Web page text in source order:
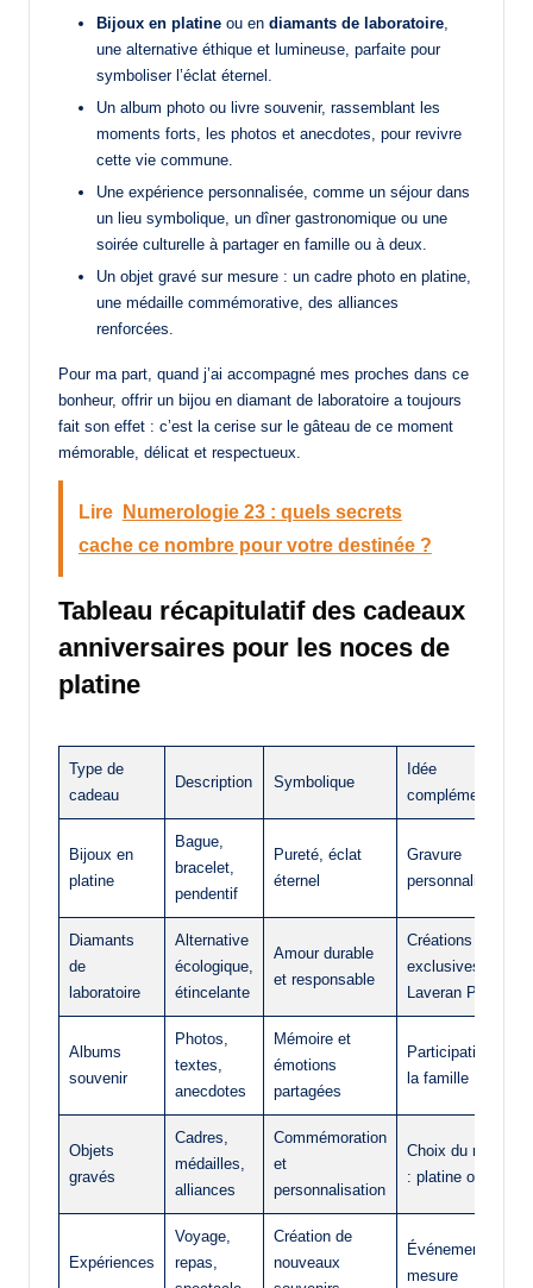
Bijoux en platine ou en diamants de laboratoire
une alternative éthique et lumineuse, parfaite pour
symboliser l’éclat éternel.
Un album photo ou livre souvenir, rassemblant les
moments forts, les photos et anecdotes, pour revivre
cette vie commune.
Une expérience personnalisée, comme un séjour dans
un lieu symbolique, un dîner gastronomique ou une
soirée culturelle à partager en famille ou à deux.
Un objet gravé sur mesure : un cadre photo en platine,
une médaille commémorative, des alliances
renforcées.
Pour ma part, quand j’ai accompagné mes proches dans ce
bonheur, offrir un bijou en diamant de laboratoire a toujours
fait son effet : c’est la cerise sur le gâteau de ce moment
mémorable, délicat et respectueux.
Lire
Numerologie 23 : quels secrets
cache ce nombre pour votre destinée ?
Tableau récapitulatif des cadeaux
anniversaires pour les noces de
platine
Type de
cadeau
Description Symbolique
Idée
complémentaire
Bijoux en
platine
Bague,
bracelet,
pendentif
Pureté, éclat
éternel
Gravure
personnalisée
Diamants
de
laboratoire
Alternative
écologique,
étincelante
Amour durable
et responsable
Créations
exclusives
Laveran Paris
Albums
souvenir
Photos,
textes,
anecdotes
Mémoire et
émotions
partagées
Participation de
la famille
Objets
gravés
Cadres,
médailles,
alliances
Commémoration
et
personnalisation
Choix du métal
: platine ou or
Expériences
Voyage,
repas,
Création de
nouveaux
Événement sur
mesure